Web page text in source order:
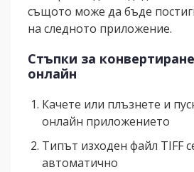
същото може да бъде
на следното приложение.
Стъпки за
онлайн
Качете или плъзнете и
онлайн приложението
Типът изходен файл TIFF
автоматично